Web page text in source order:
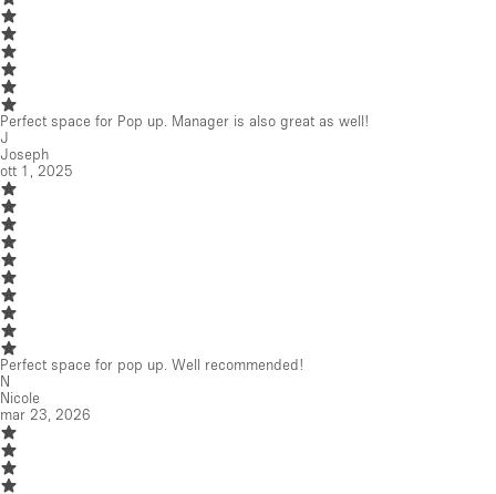
Perfect space for Pop up. Manager is also great as well!
J
Joseph
ott 1, 2025
Perfect space for pop up. Well recommended!
N
Nicole
mar 23, 2026